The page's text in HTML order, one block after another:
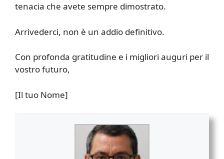
tenacia che avete sempre dimostrato.
Arrivederci, non è un addio definitivo.
Con profonda gratitudine e i migliori auguri per il
vostro futuro,
[Il tuo Nome]